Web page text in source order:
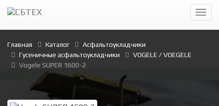
Главная Каталог
Асфальтоукладчики
Гусеничные асфальтоукладчики
VOGELE / VOEGELE
Vogele SUPER 1600-2